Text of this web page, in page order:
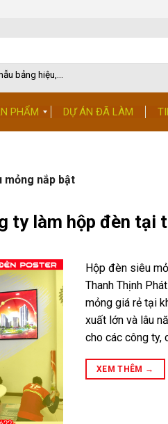
bảng hiệu,...
PHẨM DỰ ÁN ĐÃ LÀM
mỏng nắp bật
ty làm hộp đèn tại
Hộp đèn siêu
Thanh Thịnh
mỏng giá rẻ tại
xuất lớn và lâu
cho các công ty,
XEM THÊM →